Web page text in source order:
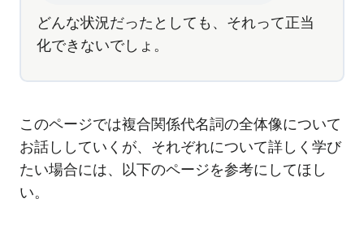
どんな状況だったとしても、それって正当
化できないでしょ。
このページでは複合関係代名詞の全体像について
お話ししていくが、それぞれについて詳しく学び
たい場合には、以下のページを参考にしてほし
い。